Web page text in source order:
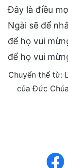
Đây là điều
Ngài sẽ để
để họ vui
để họ vui
Chuyển thể từ:
của Đức